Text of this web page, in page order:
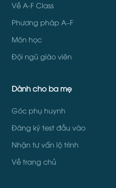
Về A-F Class
Phương pháp A–F
Môn học
Đội ngũ giáo viên
Dành cho ba mẹ
Góc phụ huynh
Đăng ký test đầu vào
Nhận tư vấn lộ trình
Về trang chủ